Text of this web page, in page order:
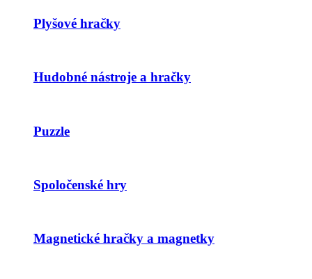
Plyšové hračky
Hudobné nástroje a hračky
Puzzle
Spoločenské hry
Magnetické hračky a magnetky